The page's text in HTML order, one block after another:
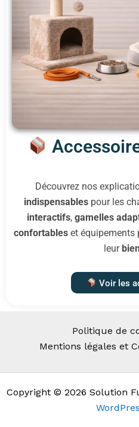
Découvrez nos
indispensablespour les
interactifs, gamelles
confortables et équipements
leur
Voir les
Politique de
Mentions légales et
Copyright © 2026 Solution